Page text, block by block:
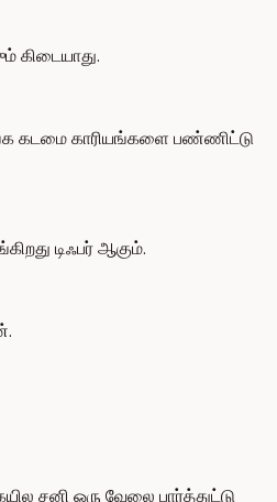
கிடையாது.
காரியங்களை பண்ணிட்டு
டிஃபர் ஆகும்.
சனி ஒரு வேலை பார்த்துட்டு